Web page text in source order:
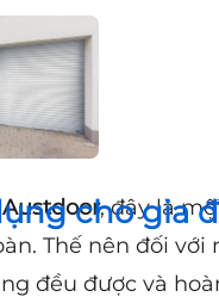
cho gia
, đây là
Thế nên đối
đều được và